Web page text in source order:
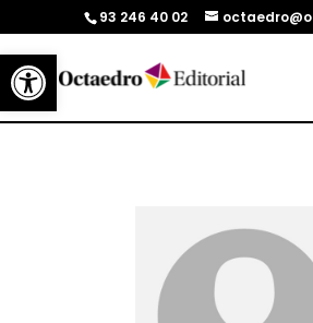
Abrir barra de herramientas
93 246 40 02